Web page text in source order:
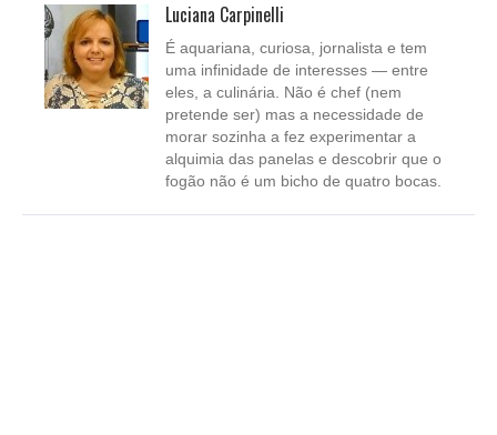
Luciana Carpinelli
É aquariana, curiosa, jornalista e tem
uma infinidade de interesses — entre
eles, a culinária. Não é chef (nem
pretende ser) mas a necessidade de
morar sozinha a fez experimentar a
alquimia das panelas e descobrir que o
fogão não é um bicho de quatro bocas.